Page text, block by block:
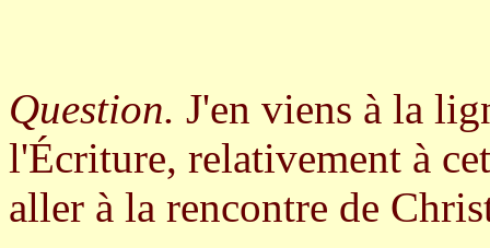
Question. J'en viens à la
l'Écriture, relativement à
aller à la rencontre de